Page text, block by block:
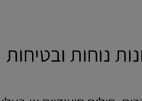
נוחות ובטיחות